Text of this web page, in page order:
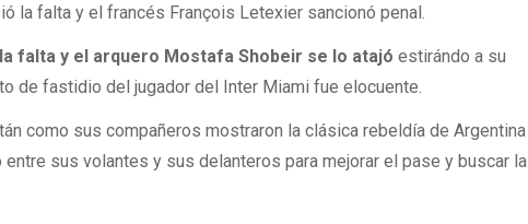
la falta y el francés François Letexier sancionó penal.
falta y el arquero Mostafa Shobeir se lo atajó estirándo a su
de fastidio del jugador del Inter Miami fue elocuente.
como sus compañeros mostraron la clásica rebeldía de Argentina
sus volantes y sus delanteros para mejorar el pase y buscar la